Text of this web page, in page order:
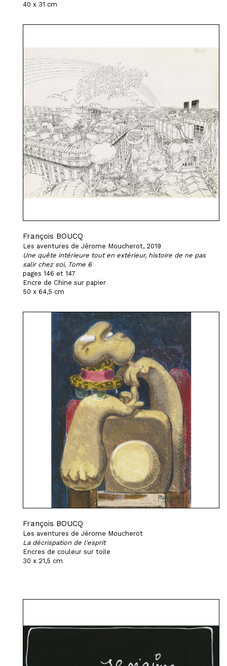
40 x 31 cm
François BOUCQ
Les aventures de Jérome Moucherot, 2019
Une quête intérieure tout en extérieur, histoire de ne pas
salir chez soi, Tome 6
pages 146 et 147
Encre de Chine sur papier
50 x 64,5 cm
François BOUCQ
Les aventures de Jérome Moucherot
La décrispation de l'esprit
Encres de couleur sur toile
30 x 21,5 cm